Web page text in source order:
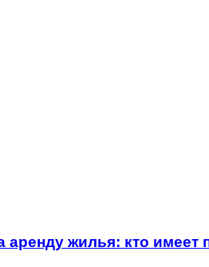
аренду жилья: кто имеет